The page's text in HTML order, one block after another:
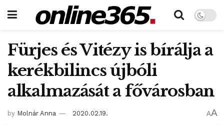
Fürjes és Vitézy is bírálja a
kerékbilincs újbóli
alkalmazását a fővárosban
by Molnár Anna 2020.02.19. AA